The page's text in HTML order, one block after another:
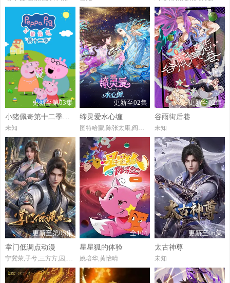
更新至第03集
小猪佩奇第十二季国语
未知
更新至02集
缔灵爱水心缠
图特哈蒙,陈张太康,阎么么,闫夜桥,陆庚宜,郝祥海,林柏青,刘知否
更新至02集
谷雨街后巷
未知
更新至第05集
掌门低调点动漫
宁冀荣,子兮,三方方,囚,茯西西,磊子,荻秋,徐阿木,荣枯,亨通,旦暮
全104
星星狐的体验
姚培华,黄怡晴
更新至06集
太古神尊
未知